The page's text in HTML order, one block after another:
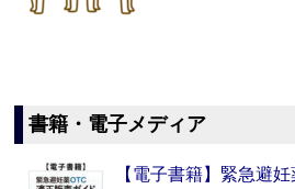
書籍・電子メディア
【電子書籍】緊急避